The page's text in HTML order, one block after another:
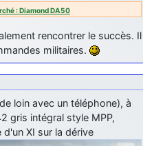
: Diamond DA50
rencontrer le succès. Il
militaires.
loin avec un téléphone), à
gris intégral style MPP,
XI sur la dérive